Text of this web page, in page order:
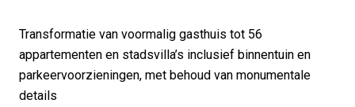
Transformatie van voormalig gasthuis tot 56
appartementen en stadsvilla’s inclusief binnentuin en
parkeervoorzieningen, met behoud van monumentale
details